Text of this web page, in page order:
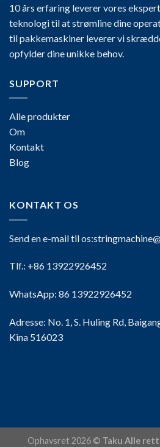
10 års erfaring leverer vores
teknologi til at strømline dine
til pakkemaskiner leverer vi
opfylder dine unikke behov.
SUPPORT
Alle produkter
Om
Kontakt
Blog
KONTAKT OS
Send en e-mail til os:
Tlf.: +86 13922926452
WhatsApp: 86 13922926452
Adresse: No. 1, S. Huling Rd,
Kina 516023
Ophavsret 2026 © Taku Alle